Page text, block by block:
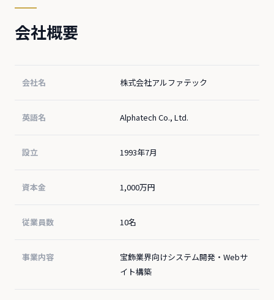
会社概要
会社名 株式会社アルファテック
英語名 Alphatech Co., Ltd.
設立 1993年7月
資本金 1,000万円
従業員数 10名
事業内容
宝飾業界向けシステム開発・Webサ
イト構築